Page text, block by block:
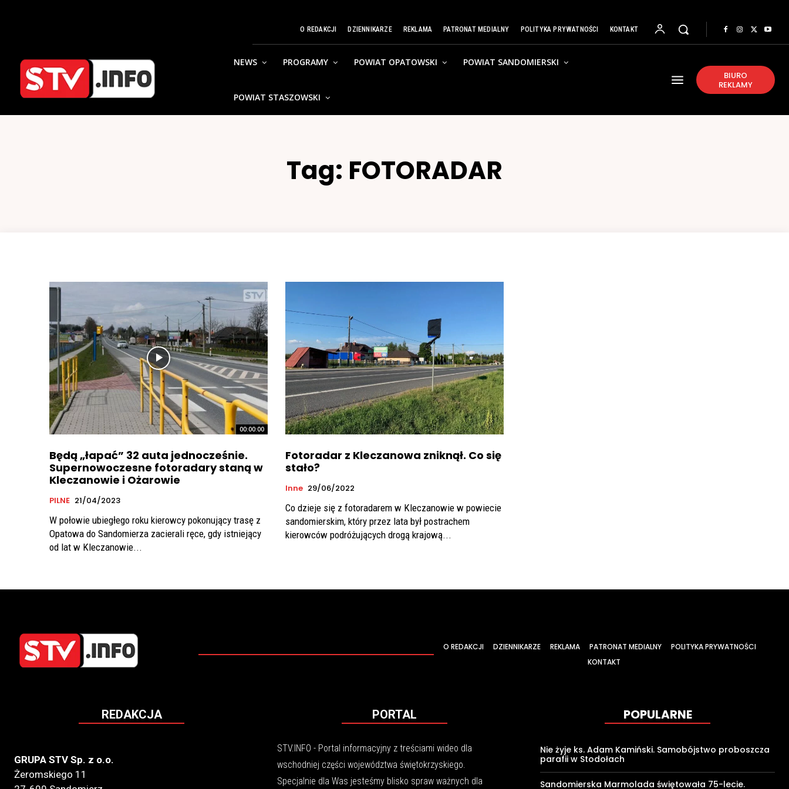
O REDAKCJI DZIENNIKARZE REKLAMA PATRONAT MEDIALNY POLITYKA PRYWATNOŚCI KONTAKT
NEWS PROGRAMY POWIAT OPATOWSKI POWIAT SANDOMIERSKI
POWIAT STASZOWSKI
BIURO
REKLAMY
Tag: FOTORADAR
00:00:00
Będą „łapać” 32 auta jednocześnie.
Supernowoczesne fotoradary staną w
Kleczanowie i Ożarowie
PILNE 21/04/2023
W połowie ubiegłego roku kierowcy pokonujący trasę z
Opatowa do Sandomierza zacierali ręce, gdy istniejący
od lat w Kleczanowie...
Fotoradar z Kleczanowa zniknął. Co się
stało?
Inne 29/06/2022
Co dzieje się z fotoradarem w Kleczanowie w powiecie
sandomierskim, który przez lata był postrachem
kierowców podróżujących drogą krajową...
O REDAKCJI DZIENNIKARZE REKLAMA PATRONAT MEDIALNY
POLITYKA PRYWATNOŚCI
KONTAKT
REDAKCJA
GRUPA STV Sp. z o.o.
Żeromskiego 11
PORTAL
STV.INFO - Portal informacyjny z treściami wideo dla
wschodniej części województwa świętokrzyskiego.
Specjalnie dla Was jesteśmy blisko spraw ważnych dla
POPULARNE
Nie żyje ks. Adam Kamiński. Samobójstwo proboszcza
parafii w Stodołach
Sandomierska Marmolada świętowała 75-lecie.